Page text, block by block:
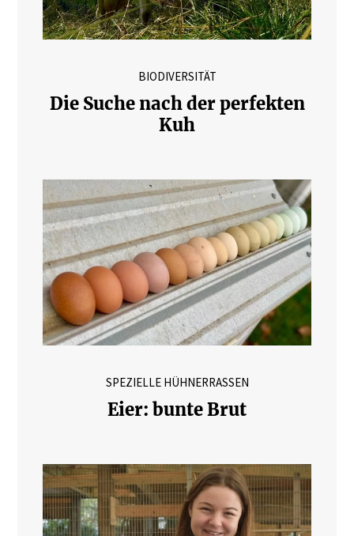
BIODIVERSITÄT
Die Suche nach der perfekten
Kuh
SPEZIELLE HÜHNERRASSEN
Eier: bunte Brut